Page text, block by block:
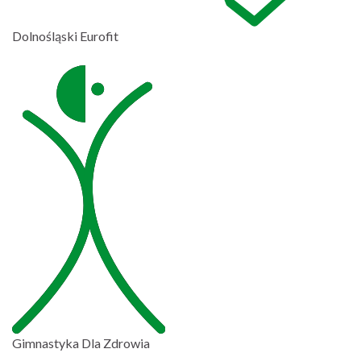
Dolnośląski Eurofit
Gimnastyka Dla Zdrowia